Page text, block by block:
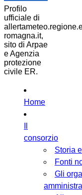
Profilo
ufficiale di
romagna.it,
sito di Arpae
e Agenzia
protezione
civile ER.
Home
consorzio
Storia
Fonti
Gli